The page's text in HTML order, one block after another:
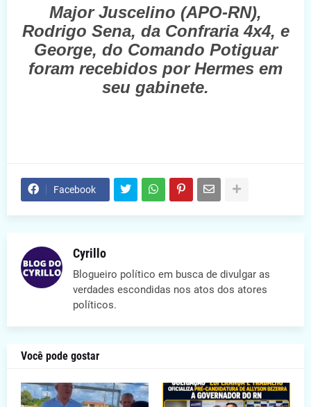
Major Juscelino (APO-RN),
Rodrigo Sena, da Confraria 4x4, e
George, do Comando Potiguar
foram recebidos por Hermes em
seu gabinete.
Facebook
Cyrillo
Blogueiro político em busca de divulgar as
verdades escondidas nos atos dos atores
políticos.
Você pode gostar